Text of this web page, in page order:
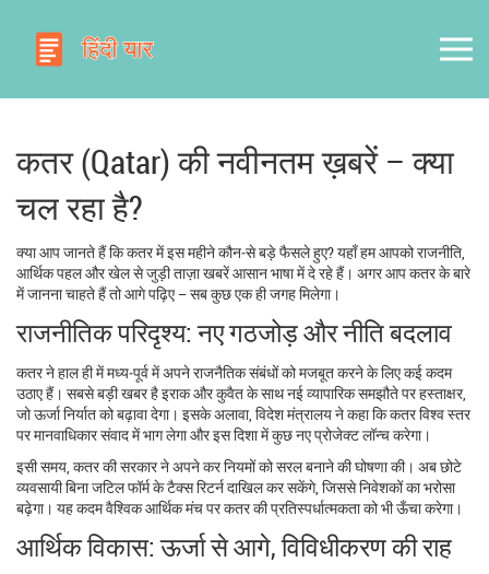
कतर (Qatar) की नवीनतम ख़बरें – क्या
चल रहा है?
क्या आप जानते हैं कि कतर में इस महीने कौन‑से बड़े फैसले हुए? यहाँ हम आपको राजनीति,
आर्थिक पहल और खेल से जुड़ी ताज़ा खबरें आसान भाषा में दे रहे हैं। अगर आप कतर के बारे
में जानना चाहते हैं तो आगे पढ़िए – सब कुछ एक ही जगह मिलेगा।
राजनीतिक परिदृश्य: नए गठजोड़ और नीति बदलाव
कतर ने हाल ही में मध्य‑पूर्व में अपने राजनैतिक संबंधों को मजबूत करने के लिए कई कदम
उठाए हैं। सबसे बड़ी खबर है इराक और कुवैत के साथ नई व्यापारिक समझौते पर हस्ताक्षर,
जो ऊर्जा निर्यात को बढ़ावा देगा। इसके अलावा, विदेश मंत्रालय ने कहा कि कतर विश्व स्तर
पर मानवाधिकार संवाद में भाग लेगा और इस दिशा में कुछ नए प्रोजेक्ट लॉन्च करेगा।
इसी समय, कतर की सरकार ने अपने कर नियमों को सरल बनाने की घोषणा की। अब छोटे
व्यवसायी बिना जटिल फॉर्म के टैक्स रिटर्न दाखिल कर सकेंगे, जिससे निवेशकों का भरोसा
बढ़ेगा। यह कदम वैश्विक आर्थिक मंच पर कतर की प्रतिस्पर्धात्मकता को भी ऊँचा करेगा।
आर्थिक विकास: ऊर्जा से आगे, विविधीकरण की राह